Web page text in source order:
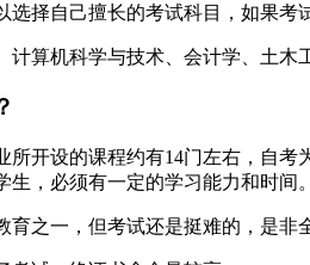
选择自己擅长的考试科目，如果考
计算机科学与技术、会计学、土
所开设的课程约有14门左右，自
，必须有一定的学习能力和时间。
育之一，但考试还是挺难的，是非